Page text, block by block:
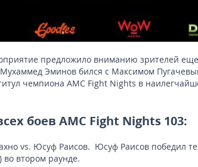
предложило вниманию зрителей
Мухаммед Эминов бился с Максимом
чемпиона AMC Fight Nights в
боев AMC Fight Nights 103:
vs. Юсуф Раисов. Юсуф Раисов победил
во втором раунде.